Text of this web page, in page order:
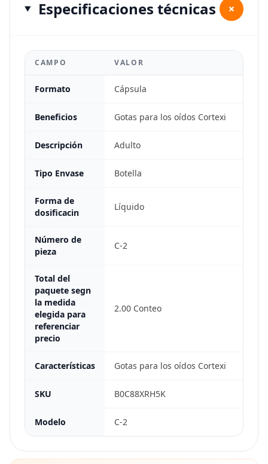
Especificaciones técnicas +
CAMPO VALOR
Formato Cápsula
Beneficios Gotas para los oídos Cortexi
Descripción Adulto
Tipo Envase Botella
Forma de
dosificacin
Líquido
Número de
pieza
C-2
Total del
paquete segn
la medida
elegida para
referenciar
precio
2.00 Conteo
Características Gotas para los oídos Cortexi
SKU B0C88XRH5K
Modelo C-2